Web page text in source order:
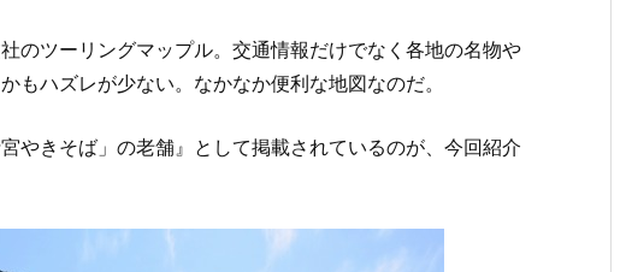
のツーリングマップル。交通情報だけでなく各地の名物や
もハズレが少ない。なかなか便利な地図なのだ。
やきそば」の老舗』として掲載されているのが、今回紹介